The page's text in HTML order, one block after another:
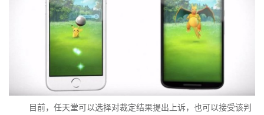
目前，任天堂可以选择对裁定结果提出上诉，也可以接受该判